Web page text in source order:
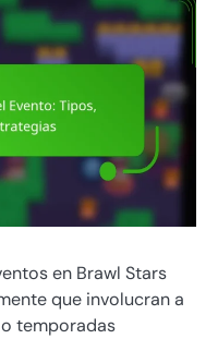
en Brawl Stars
que involucran a
temporadas